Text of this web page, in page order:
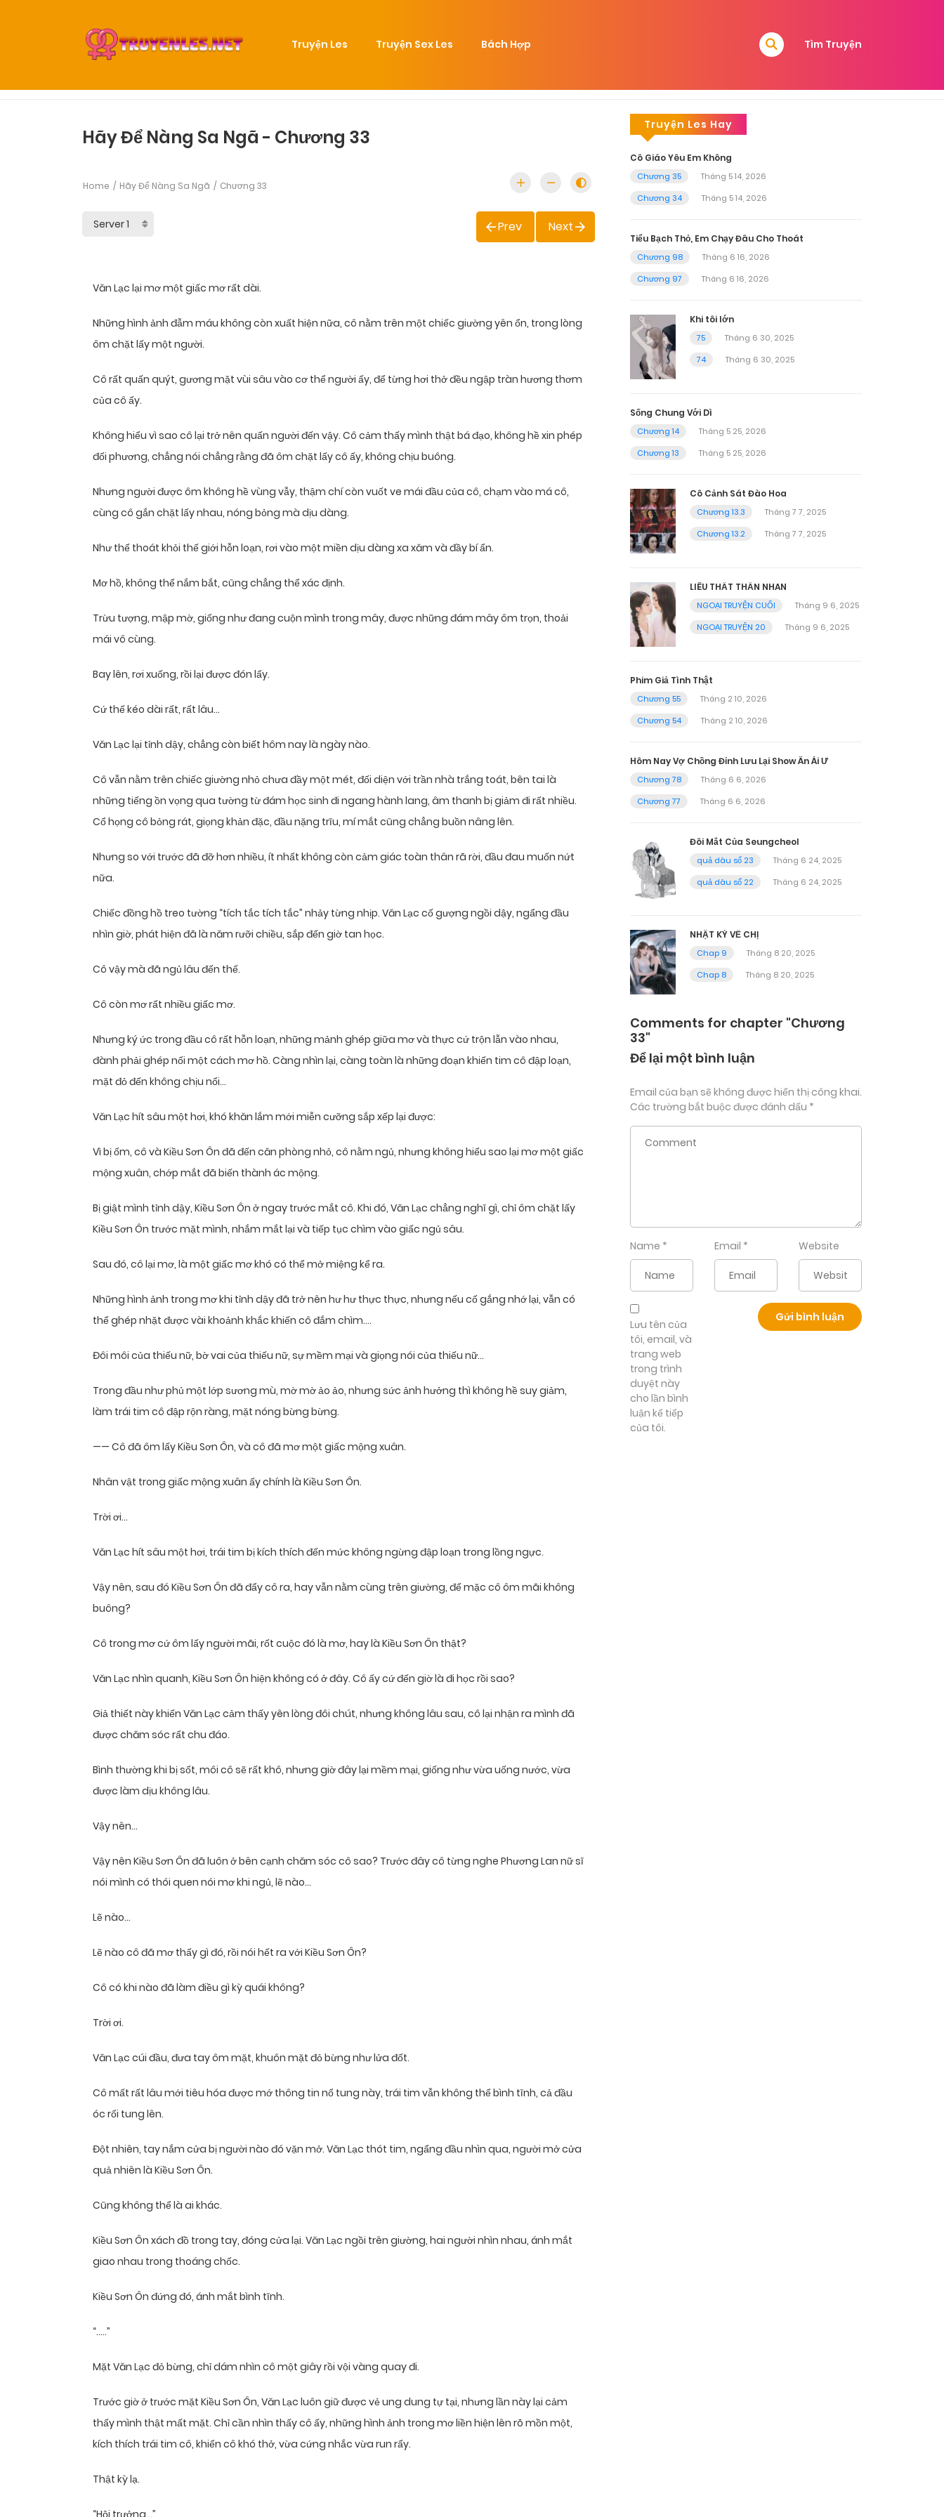
Truyện Les Truyện Sex Les Bách Hợp Tìm Truyện
Hãy Để Nàng Sa Ngã - Chương 33
Home Hãy Để Nàng Sa Ngã Chương 33
Prev Next
Văn Lạc lại mơ một giấc mơ rất dài.
Những hình ảnh đẫm máu không còn xuất hiện nữa, cô nằm trên một chiếc giường yên ổn, trong lòng
ôm chặt lấy một người.
Cô rất quấn quýt, gương mặt vùi sâu vào cơ thể người ấy, để từng hơi thở đều ngập tràn hương thơm
của cô ấy.
Không hiểu vì sao cô lại trở nên quấn người đến vậy. Cô cảm thấy mình thật bá đạo, không hề xin phép
đối phương, chẳng nói chẳng rằng đã ôm chặt lấy cô ấy, không chịu buông.
Nhưng người được ôm không hề vùng vẫy, thậm chí còn vuốt ve mái đầu của cô, chạm vào má cô,
cùng cô gắn chặt lấy nhau, nóng bỏng mà dịu dàng.
Như thể thoát khỏi thế giới hỗn loạn, rơi vào một miền dịu dàng xa xăm và đầy bí ẩn.
Mơ hồ, không thể nắm bắt, cũng chẳng thể xác định.
Trừu tượng, mập mờ, giống như đang cuộn mình trong mây, được những đám mây ôm trọn, thoải
mái vô cùng.
Bay lên, rơi xuống, rồi lại được đón lấy.
Cứ thế kéo dài rất, rất lâu…
Văn Lạc lại tỉnh dậy, chẳng còn biết hôm nay là ngày nào.
Cô vẫn nằm trên chiếc giường nhỏ chưa đầy một mét, đối diện với trần nhà trắng toát, bên tai là
những tiếng ồn vọng qua tường từ đám học sinh đi ngang hành lang, âm thanh bị giảm đi rất nhiều.
Cổ họng cô bỏng rát, giọng khản đặc, đầu nặng trĩu, mí mắt cũng chẳng buồn nâng lên.
Nhưng so với trước đã đỡ hơn nhiều, ít nhất không còn cảm giác toàn thân rã rời, đầu đau muốn nứt
nữa.
Chiếc đồng hồ treo tường “tích tắc tích tắc” nhảy từng nhịp. Văn Lạc cố gượng ngồi dậy, ngẩng đầu
nhìn giờ, phát hiện đã là năm rưỡi chiều, sắp đến giờ tan học.
Cô vậy mà đã ngủ lâu đến thế.
Cô còn mơ rất nhiều giấc mơ.
Nhưng ký ức trong đầu cô rất hỗn loạn, những mảnh ghép giữa mơ và thực cứ trộn lẫn vào nhau,
đành phải ghép nối một cách mơ hồ. Càng nhìn lại, càng toàn là những đoạn khiến tim cô đập loạn,
mặt đỏ đến không chịu nổi…
Văn Lạc hít sâu một hơi, khó khăn lắm mới miễn cưỡng sắp xếp lại được:
Vì bị ốm, cô và Kiều Sơn Ôn đã đến căn phòng nhỏ, cô nằm ngủ, nhưng không hiểu sao lại mơ một giấc
mộng xuân, chớp mắt đã biến thành ác mộng.
Bị giật mình tỉnh dậy, Kiều Sơn Ôn ở ngay trước mắt cô. Khi đó, Văn Lạc chẳng nghĩ gì, chỉ ôm chặt lấy
Kiều Sơn Ôn trước mặt mình, nhắm mắt lại và tiếp tục chìm vào giấc ngủ sâu.
Sau đó, cô lại mơ, là một giấc mơ khó có thể mở miệng kể ra.
Những hình ảnh trong mơ khi tỉnh dậy đã trở nên hư hư thực thực, nhưng nếu cố gắng nhớ lại, vẫn có
thể ghép nhặt được vài khoảnh khắc khiến cô đắm chìm….
Đôi môi của thiếu nữ, bờ vai của thiếu nữ, sự mềm mại và giọng nói của thiếu nữ…
Trong đầu như phủ một lớp sương mù, mờ mờ ảo ảo, nhưng sức ảnh hưởng thì không hề suy giảm,
làm trái tim cô đập rộn ràng, mặt nóng bừng bừng.
—— Cô đã ôm lấy Kiều Sơn Ôn, và cô đã mơ một giấc mộng xuân.
Nhân vật trong giấc mộng xuân ấy chính là Kiều Sơn Ôn.
Trời ơi…
Văn Lạc hít sâu một hơi, trái tim bị kích thích đến mức không ngừng đập loạn trong lồng ngực.
Vậy nên, sau đó Kiều Sơn Ôn đã đẩy cô ra, hay vẫn nằm cùng trên giường, để mặc cô ôm mãi không
buông?
Cô trong mơ cứ ôm lấy người mãi, rốt cuộc đó là mơ, hay là Kiều Sơn Ôn thật?
Văn Lạc nhìn quanh, Kiều Sơn Ôn hiện không có ở đây. Cô ấy cứ đến giờ là đi học rồi sao?
Giả thiết này khiến Văn Lạc cảm thấy yên lòng đôi chút, nhưng không lâu sau, cô lại nhận ra mình đã
được chăm sóc rất chu đáo.
Bình thường khi bị sốt, môi cô sẽ rất khô, nhưng giờ đây lại mềm mại, giống như vừa uống nước, vừa
được làm dịu không lâu.
Vậy nên…
Vậy nên Kiều Sơn Ôn đã luôn ở bên cạnh chăm sóc cô sao? Trước đây cô từng nghe Phương Lan nữ sĩ
nói mình có thói quen nói mơ khi ngủ, lẽ nào…
Lẽ nào…
Lẽ nào cô đã mơ thấy gì đó, rồi nói hết ra với Kiều Sơn Ôn?
Cô có khi nào đã làm điều gì kỳ quái không?
Trời ơi.
Văn Lạc cúi đầu, đưa tay ôm mặt, khuôn mặt đỏ bừng như lửa đốt.
Cô mất rất lâu mới tiêu hóa được mớ thông tin nổ tung này, trái tim vẫn không thể bình tĩnh, cả đầu
óc rối tung lên.
Đột nhiên, tay nắm cửa bị người nào đó vặn mở. Văn Lạc thót tim, ngẩng đầu nhìn qua, người mở cửa
quả nhiên là Kiều Sơn Ôn.
Cũng không thể là ai khác.
Kiều Sơn Ôn xách đồ trong tay, đóng cửa lại. Văn Lạc ngồi trên giường, hai người nhìn nhau, ánh mắt
giao nhau trong thoáng chốc.
Kiều Sơn Ôn đứng đó, ánh mắt bình tĩnh.
“…..”
Mặt Văn Lạc đỏ bừng, chỉ dám nhìn cô một giây rồi vội vàng quay đi.
Trước giờ ở trước mặt Kiều Sơn Ôn, Văn Lạc luôn giữ được vẻ ung dung tự tại, nhưng lần này lại cảm
thấy mình thật mất mặt. Chỉ cần nhìn thấy cô ấy, những hình ảnh trong mơ liền hiện lên rõ mồn một,
kích thích trái tim cô, khiến cô khó thở, vừa cứng nhắc vừa run rẩy.
Thật kỳ lạ.
Truyện Les Hay
Cô Giáo Yêu Em Không
Chương 35
Tháng 5 14, 2026
Chương 34
Tháng 5 14, 2026
Tiểu Bạch Thỏ, Em Chạy Đâu Cho Thoát
Chương 98
Tháng 6 16, 2026
Chương 97
Tháng 6 16, 2026
Khi tôi lớn
75
Tháng 6 30, 2025
74
Tháng 6 30, 2025
Sống Chung Với Dì
Chương 14
Tháng 5 25, 2026
Chương 13
Tháng 5 25, 2026
Cô Cảnh Sát Đào Hoa
Chương 13.3
Tháng 7 7, 2025
Chương 13.2
Tháng 7 7, 2025
LIÊU THẤT THẦN NHAN
NGOẠI TRUYỆN CUỐI
Tháng 9 6, 2025
NGOẠI TRUYỆN 20
Tháng 9 6, 2025
Phim Giả Tình Thật
Chương 55
Tháng 2 10, 2026
Chương 54
Tháng 2 10, 2026
Hôm Nay Vợ Chồng Đỉnh Lưu Lại Show Ân Ái Ư
Chương 78
Tháng 6 6, 2026
Chương 77
Tháng 6 6, 2026
Đôi Mắt Của Seungcheol
quả dâu số 23
Tháng 6 24, 2025
quả dâu số 22
Tháng 6 24, 2025
NHẬT KÝ VỀ CHỊ
Chap 9
Tháng 8 20, 2025
Chap 8
Tháng 8 20, 2025
Comments for chapter "Chương
33"
Để lại một bình luận
Email của bạn sẽ không được hiển thị công khai.
Các trường bắt buộc được đánh dấu *
Name * Email * Website
Lưu tên của
tôi, email, và
trang web
trong trình
duyệt này
cho lần bình
luận kế tiếp
của tôi.